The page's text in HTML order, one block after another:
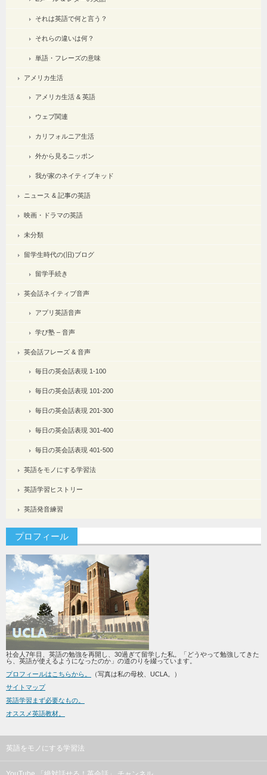
それは英語で何と言う？
それらの違いは何？
単語・フレーズの意味
アメリカ生活
アメリカ生活 & 英語
ウェブ関連
カリフォルニア生活
外から見るニッポン
我が家のネイティブキッド
ニュース & 記事の英語
映画・ドラマの英語
未分類
留学生時代の(旧)ブログ
留学手続き
英会話ネイティブ音声
アプリ英語音声
学び塾 – 音声
英会話フレーズ & 音声
毎日の英会話表現 1-100
毎日の英会話表現 101-200
毎日の英会話表現 201-300
毎日の英会話表現 301-400
毎日の英会話表現 401-500
英語をモノにする学習法
英語学習ヒストリー
英語発音練習
プロフィール
社会人7年目、英語の勉強を再開し、30過ぎて留学した私。「どうやって勉強してきた
ら、英語が使えるようになったのか」の道のりを綴っています。
プロフィールはこちらから。
（写真は私の母校、UCLA。）
サイトマップ
英語学習まず必要なもの。
オススメ英語教材。
英語をモノにする学習法